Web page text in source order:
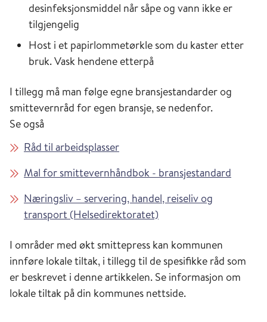
desinfeksjonsmiddel når såpe og vann ikke er
tilgjengelig
Host i et papirlommetørkle som du kaster etter
bruk. Vask hendene etterpå
I tillegg må man følge egne bransjestandarder og
smittevernråd for egen bransje, se nedenfor.
Se også
Råd til arbeidsplasser
Mal for smittevernhåndbok - bransjestandard
Næringsliv – servering, handel, reiseliv og
transport (Helsedirektoratet)
I områder med økt smittepress kan kommunen
innføre lokale tiltak, i tillegg til de spesifikke råd som
er beskrevet i denne artikkelen. Se informasjon om
lokale tiltak på din kommunes nettside.